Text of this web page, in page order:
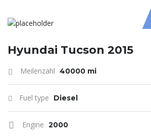
Hyundai Tucson 2015
Meilenzahl 40000 mi
Fuel type Diesel
Engine 2000